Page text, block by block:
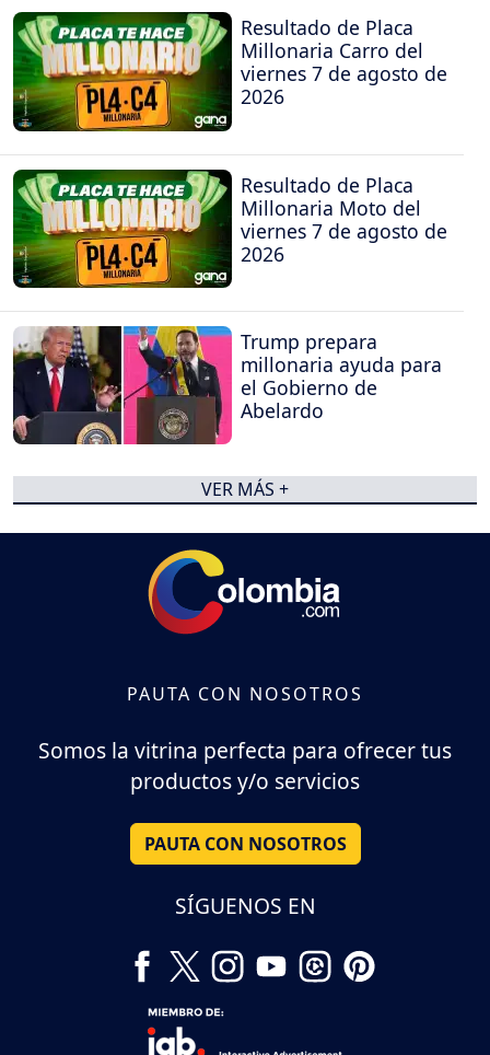
Resultado de Placa
Millonaria Carro del
viernes 7 de agosto de
2026
Resultado de Placa
Millonaria Moto del
viernes 7 de agosto de
2026
Trump prepara
millonaria ayuda para
el Gobierno de
Abelardo
VER MÁS +
PAUTA CON NOSOTROS
Somos la vitrina perfecta para ofrecer tus
productos y/o servicios
PAUTA CON NOSOTROS
SÍGUENOS EN